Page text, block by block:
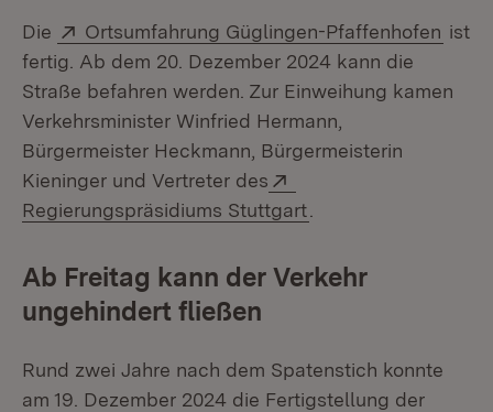
Die Extern:
Ortsumfahrung Güglingen-Pfaffenhofen ist
fertig. Ab dem 20. Dezember 2024 kann die
Straße befahren werden. Zur Einweihung kamen
Verkehrsminister Winfried Hermann,
Bürgermeister Heckmann, Bürgermeisterin
Kieninger und Vertreter des
Regierungspräsidiums Stuttgart
Ab Freitag kann der Verkehr
ungehindert fließen
Rund zwei Jahre nach dem Spatenstich konnte
am 19. Dezember 2024 die Fertigstellung der